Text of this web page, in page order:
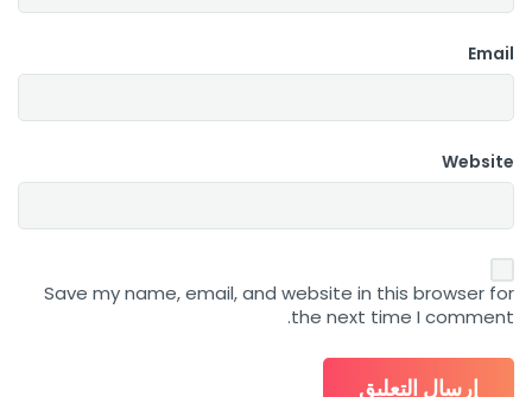
Email
Website
Save my name, email, and website in this browser for
the next time I comment.